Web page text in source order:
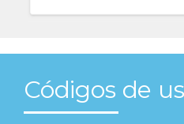
Códigos de